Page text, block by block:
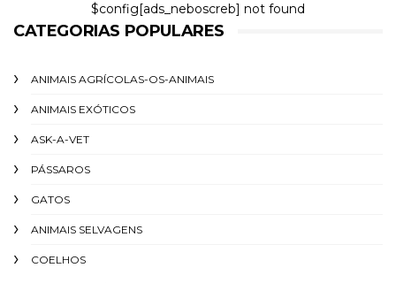
$config[ads_neboscreb] not found
CATEGORIAS POPULARES
ANIMAIS AGRÍCOLAS-OS-ANIMAIS
ANIMAIS EXÓTICOS
ASK-A-VET
PÁSSAROS
GATOS
ANIMAIS SELVAGENS
COELHOS